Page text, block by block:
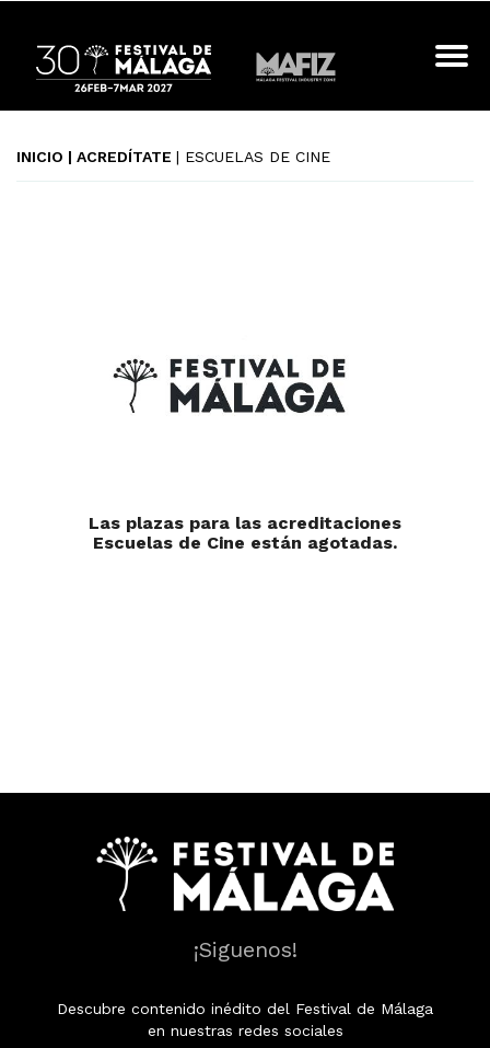
INICIO | ACREDÍTATE | ESCUELAS DE CINE
Las plazas para las acreditaciones
Escuelas de Cine están agotadas.
¡Siguenos!
Descubre contenido inédito del Festival de Málaga
en nuestras redes sociales